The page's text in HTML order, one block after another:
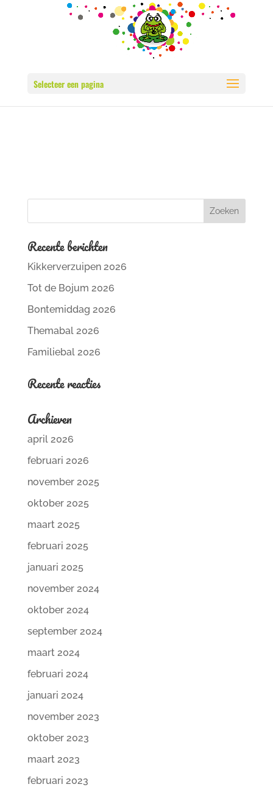
Selecteer een pagina
Recente berichten
Kikkerverzuipen 2026
Tot de Bojum 2026
Bontemiddag 2026
Themabal 2026
Familiebal 2026
Recente reacties
Archieven
april 2026
februari 2026
november 2025
oktober 2025
maart 2025
februari 2025
januari 2025
november 2024
oktober 2024
september 2024
maart 2024
februari 2024
januari 2024
november 2023
oktober 2023
maart 2023
februari 2023